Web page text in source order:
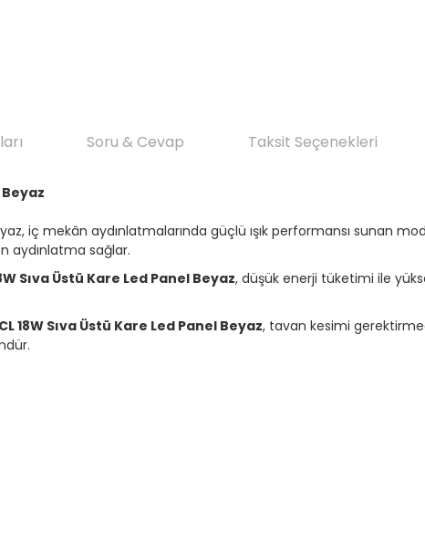
Soru & Cevap Taksit Seçenekleri
Beyaz
iç mekân aydınlatmalarında güçlü ışık performansı sunan
aydınlatma sağlar.
Sıva Üstü Kare Led Panel Beyaz, düşük enerji tüketimi ile
18W Sıva Üstü Kare Led Panel Beyaz, tavan kesimi